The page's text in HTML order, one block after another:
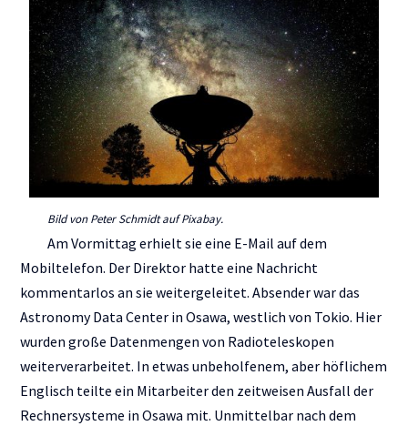
Bild von Peter Schmidt auf Pixabay.
Am Vormittag erhielt sie eine E-Mail auf dem
Mobiltelefon. Der Direktor hatte eine Nachricht
kommentarlos an sie weitergeleitet. Absender war das
Astronomy Data Center in Osawa, westlich von Tokio. Hier
wurden große Datenmengen von Radioteleskopen
weiterverarbeitet. In etwas unbeholfenem, aber höflichem
Englisch teilte ein Mitarbeiter den zeitweisen Ausfall der
Rechnersysteme in Osawa mit. Unmittelbar nach dem